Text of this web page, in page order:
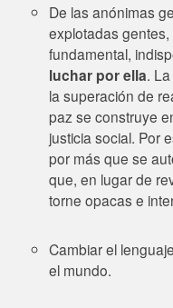
De las anónimas
explotadas
fundamental,
luchar por ella.
la superación de
paz se construye
justicia social. Por
por más que se
que, en lugar de
torne opacas e
Cambiar el
el mundo.